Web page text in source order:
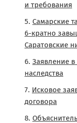
и требования
Самарские
6-кратно
Саратовские
Заявление
наследства
Исковое
договора